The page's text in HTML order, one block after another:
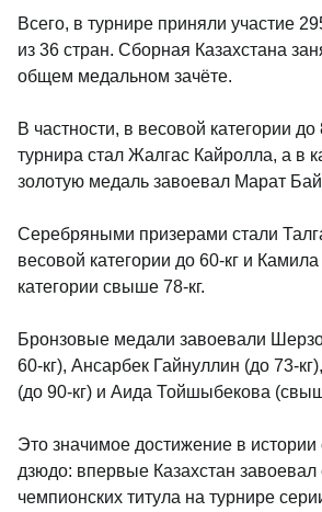
Всего, в турнире приняли участие
из 36 стран. Сборная Казахстана
общем медальном зачёте.
В частности, в весовой категории
турнира стал Жалгас Кайролла, а в
золотую медаль завоевал Марат
Серебряными призерами стали
весовой категории до 60-кг и
категории свыше 78-кг.
Бронзовые медали завоевали
60-кг), Ансарбек Гайнуллин (до 73-
(до 90-кг) и Аида Тойшыбекова
Это значимое достижение в истории
дзюдо: впервые Казахстан завоевал
чемпионских титула на турнире